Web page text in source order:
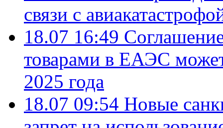
связи с
18.07 16:49
товарами в ЕАЭС
2025 года
18.07 09:54 Новые